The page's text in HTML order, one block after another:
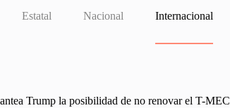
Estatal Nacional Internacional
Trump la posibilidad de no renovar el T-MEC